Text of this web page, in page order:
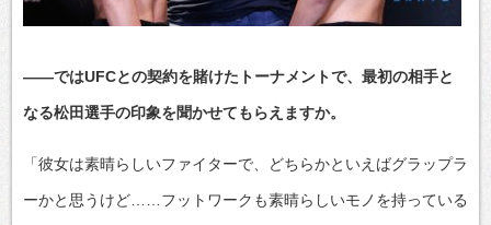
――ではUFCとの契約を賭けたトーナメントで、最初の相手と
なる松田選手の印象を聞かせてもらえますか。
「彼女は素晴らしいファイターで、どちらかといえばグラップラ
ーかと思うけど……フットワークも素晴らしいモノを持っている